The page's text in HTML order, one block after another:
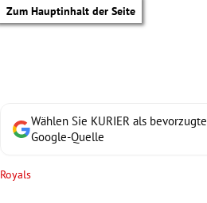
Zum Hauptinhalt der Seite
Wählen Sie KURIER als bevorzugte
Google-Quelle
Royals